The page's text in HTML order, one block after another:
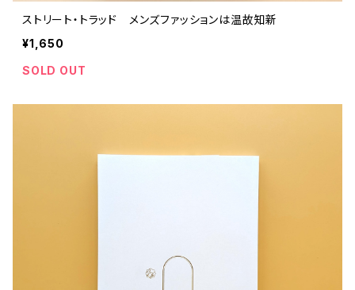
ストリート・トラッド メンズファッションは温故知新
¥1,650
SOLD OUT